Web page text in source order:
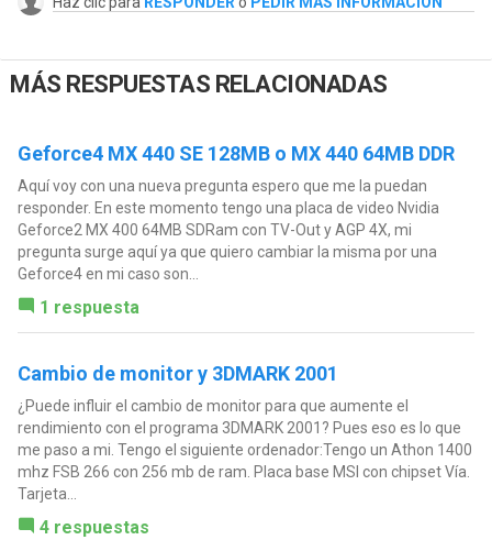
MÁS RESPUESTAS RELACIONADAS
Geforce4 MX 440 SE 128MB o MX 440 64MB DDR
Aquí voy con una nueva pregunta espero que me la puedan
responder. En este momento tengo una placa de video Nvidia
Geforce2 MX 400 64MB SDRam con TV-Out y AGP 4X, mi
pregunta surge aquí ya que quiero cambiar la misma por una
Geforce4 en mi caso son...
1 respuesta
Cambio de monitor y 3DMARK 2001
¿Puede influir el cambio de monitor para que aumente el
rendimiento con el programa 3DMARK 2001? Pues eso es lo que
me paso a mi. Tengo el siguiente ordenador:Tengo un Athon 1400
mhz FSB 266 con 256 mb de ram. Placa base MSI con chipset Vía.
Tarjeta...
4 respuestas